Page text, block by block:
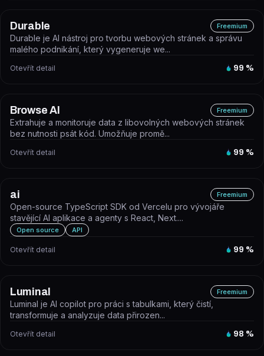
Durable Freemium
Durable je AI nástroj pro tvorbu webových stránek a správu
malého podnikání, který vygeneruje we...
Otevřít detail 99 %
Browse AI Freemium
Extrahuje a monitoruje data z libovolných webových stránek
bez nutnosti psát kód. Umožňuje promě...
Otevřít detail 99 %
ai Freemium
Open-source TypeScript SDK od Vercelu pro vývojáře
stavějící AI aplikace a agenty s React, Next....
Open source API
Otevřít detail 99 %
Luminal Freemium
Luminal je AI copilot pro práci s tabulkami, který čistí,
transformuje a analyzuje data přirozen...
Otevřít detail 98 %